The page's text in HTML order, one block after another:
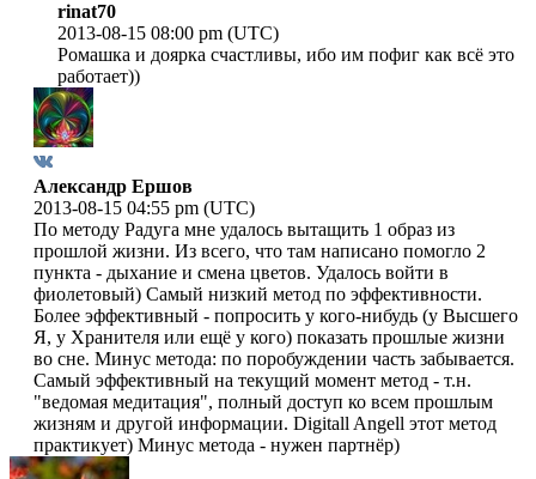
rinat70
2013-08-15 08:00 pm (UTC)
Ромашка и доярка счастливы, ибо им пофиг как всё это
работает))
Александр Ершов
2013-08-15 04:55 pm (UTC)
По методу Радуга мне удалось вытащить 1 образ из
прошлой жизни. Из всего, что там написано помогло 2
пункта - дыхание и смена цветов. Удалось войти в
фиолетовый) Самый низкий метод по эффективности.
Более эффективный - попросить у кого-нибудь (у Высшего
Я, у Хранителя или ещё у кого) показать прошлые жизни
во сне. Минус метода: по поробуждении часть забывается.
Самый эффективный на текущий момент метод - т.н.
"ведомая медитация", полный доступ ко всем прошлым
жизням и другой информации. Digitall Angell этот метод
практикует) Минус метода - нужен партнёр)